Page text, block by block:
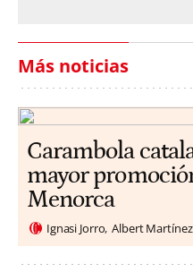
Más noticias
Carambola
mayor
Menorca
Ignasi Jorro Albert Martínez